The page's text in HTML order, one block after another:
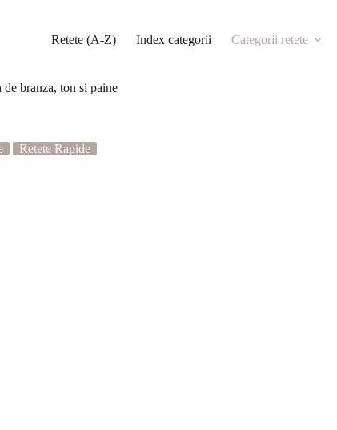
Retete (A-Z) Index categorii Categorii retete
branza, ton si paine
Retete Rapide